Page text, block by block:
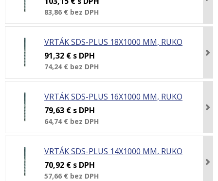
83,86 € bez DPH
VRTÁK SDS-PLUS 18X1000 MM, RUKO
91,32 € s DPH
74,24 € bez DPH
VRTÁK SDS-PLUS 16X1000 MM, RUKO
79,63 € s DPH
64,74 € bez DPH
VRTÁK SDS-PLUS 14X1000 MM, RUKO
70,92 € s DPH
57,66 € bez DPH